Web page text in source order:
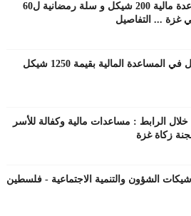
دحلان : مساعدة مالية 200 شيكل و سلة رمضانية ل60
غزة ... التفاصيل
المساعدة المالية بقيمة 1250 شيكل
الرابط : مساعدات مالية وكفالة للأسر
زكاة غزة
الشؤون والتنمية الاجتماعية - فلسطين